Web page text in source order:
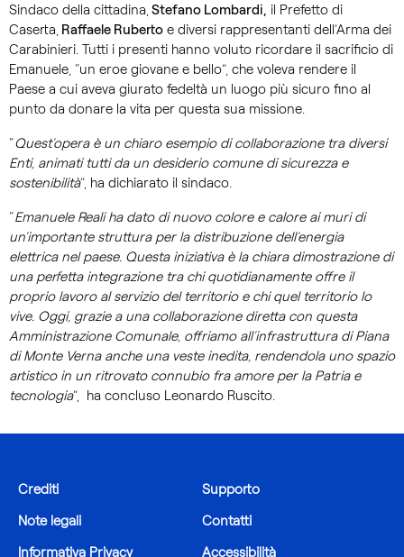
Sindaco della cittadina, Stefano Lombardi, il Prefetto di
Caserta, Raffaele Ruberto e diversi rappresentanti dell’Arma dei
Carabinieri. Tutti i presenti hanno voluto ricordare il sacrificio di
Emanuele, “un eroe giovane e bello”, che voleva rendere il
Paese a cui aveva giurato fedeltà un luogo più sicuro fino al
punto da donare la vita per questa sua missione.
“Quest’opera è un chiaro esempio di collaborazione tra diversi
Enti, animati tutti da un desiderio comune di sicurezza e
sostenibilità”, ha dichiarato il sindaco.
“Emanuele Reali ha dato di nuovo colore e calore ai muri di
un’importante struttura per la distribuzione dell’energia
elettrica nel paese. Questa iniziativa è la chiara dimostrazione di
una perfetta integrazione tra chi quotidianamente offre il
proprio lavoro al servizio del territorio e chi quel territorio lo
vive. Oggi, grazie a una collaborazione diretta con questa
Amministrazione Comunale, offriamo all’infrastruttura di Piana
di Monte Verna anche una veste inedita, rendendola uno spazio
artistico in un ritrovato connubio fra amore per la Patria e
tecnologia”, ha concluso Leonardo Ruscito.
Crediti
Note legali
Informativa Privacy
Supporto
Contatti
Accessibilità